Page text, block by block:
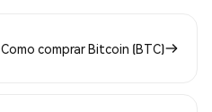
Como comprar Bitcoin (BTC)